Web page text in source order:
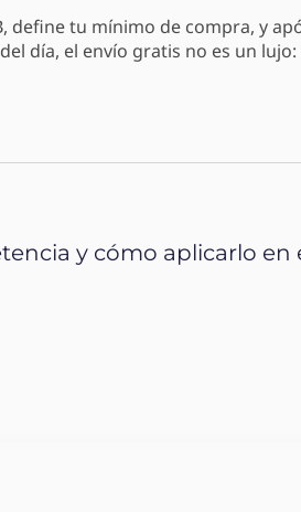
define tu mínimo de compra, y
día, el envío gratis no es un lujo:
y cómo aplicarlo en